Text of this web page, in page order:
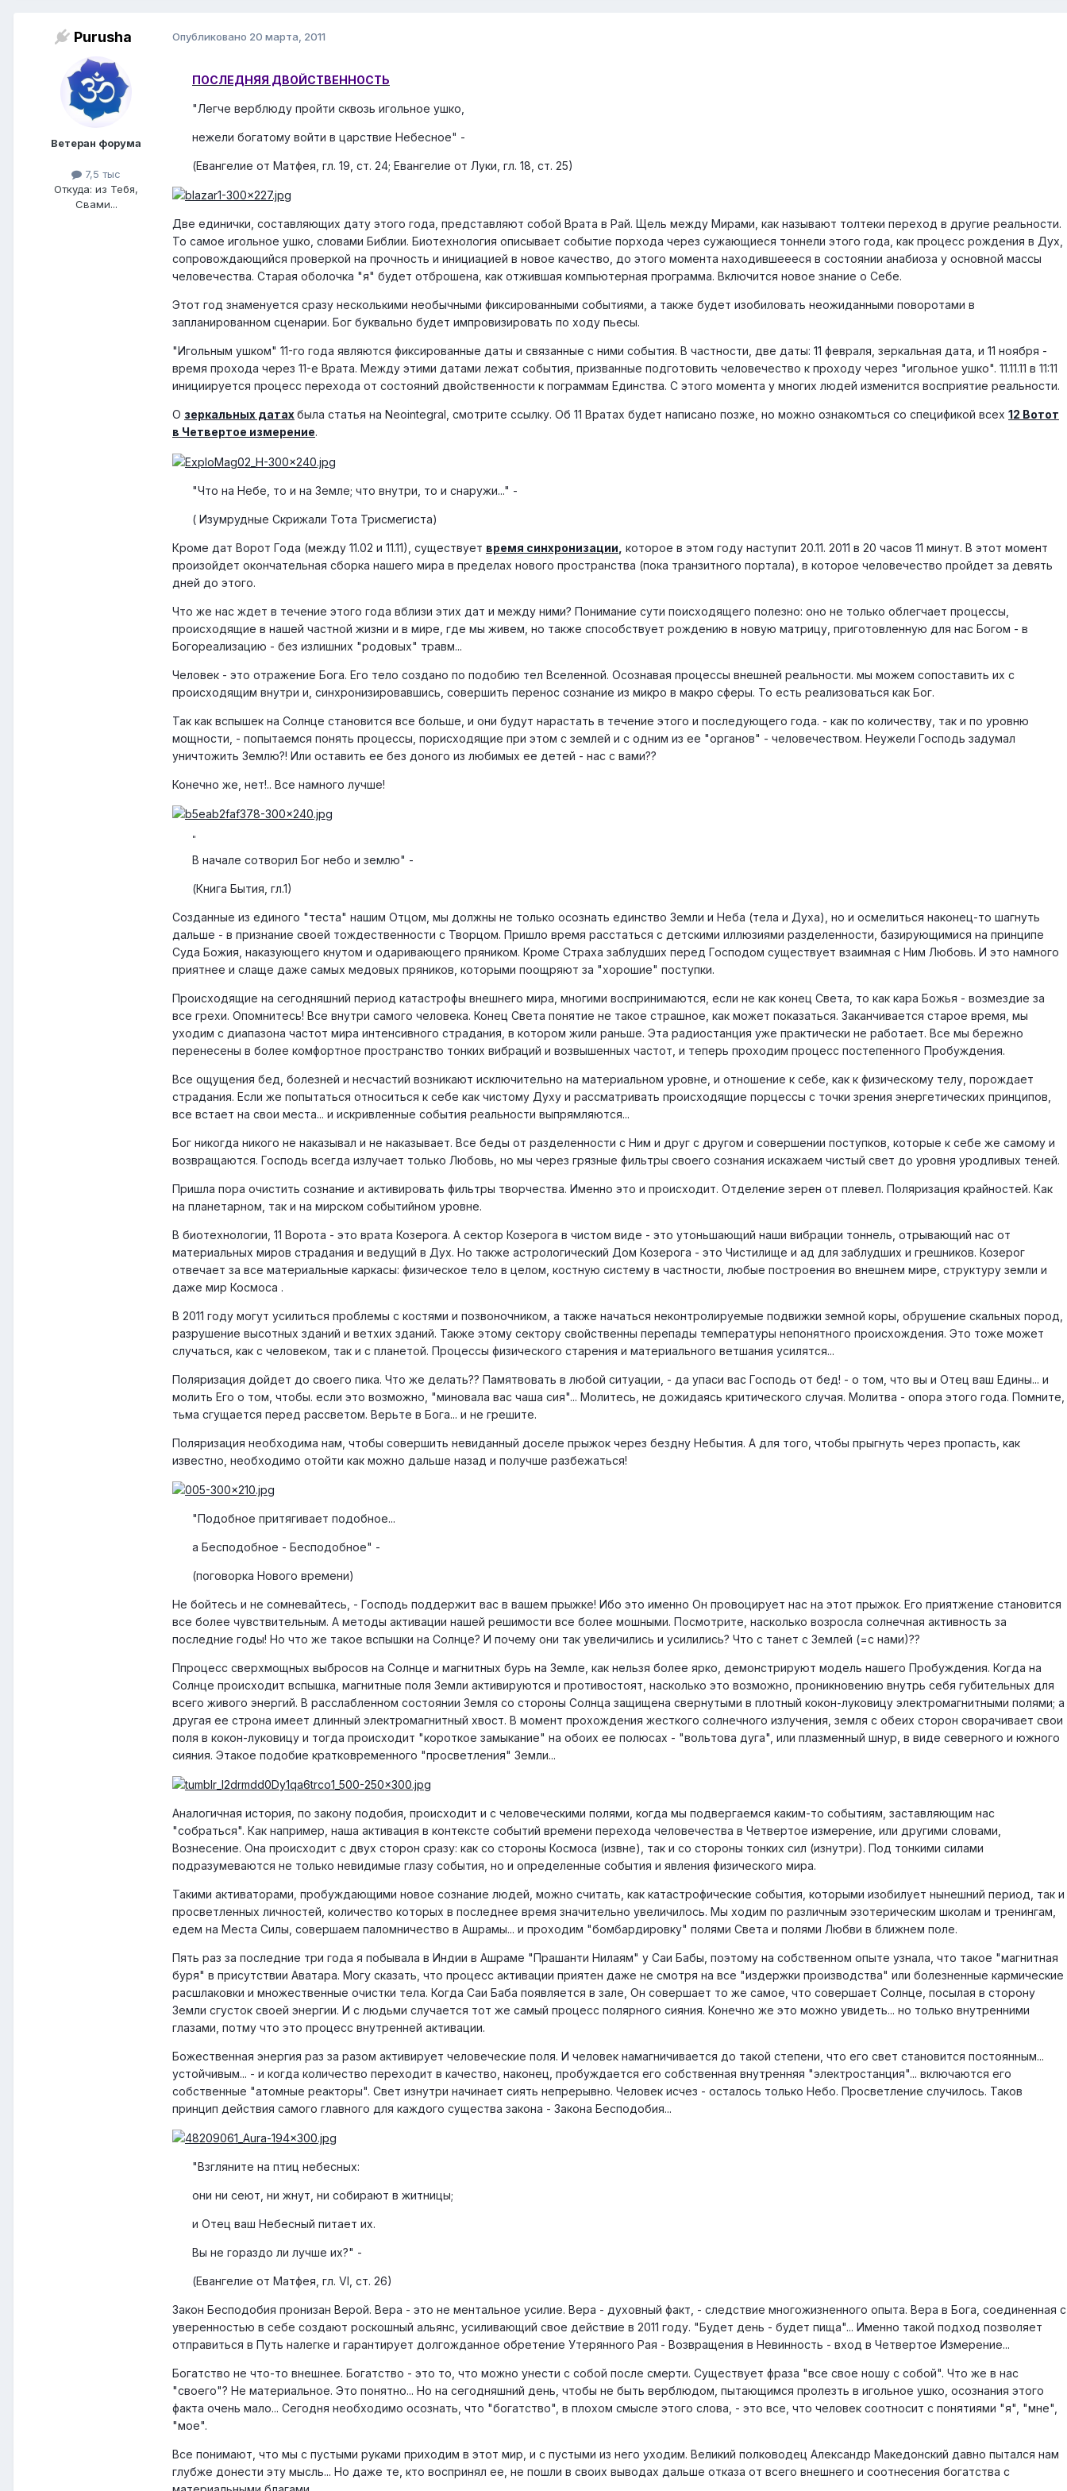
Purusha
Ветеран форума
7,5 тыс
Откуда: из Тебя,
Свами...
Опубликовано 20 марта, 2011
ПОСЛЕДНЯЯ ДВОЙСТВЕННОСТЬ
"Легче верблюду пройти сквозь игольное ушко,
нежели богатому войти в царствие Небесное" -
(Евангелие от Матфея, гл. 19, ст. 24; Евангелие от Луки, гл. 18, ст. 25)
Две единички, составляющих дату этого года, представляют собой Врата в Рай. Щель между Мирами, как называют толтеки переход в другие реальности.
То самое игольное ушко, словами Библии. Биотехнология описывает событие порхода через сужающиеся тоннели этого года, как процесс рождения в Дух,
сопровождающийся проверкой на прочность и инициацией в новое качество, до этого момента находившеееся в состоянии анабиоза у основной массы
человечества. Старая оболочка "я" будет отброшена, как отжившая компьютерная программа. Включится новое знание о Себе.
Этот год знаменуется сразу несколькими необычными фиксированными событиями, а также будет изобиловать неожиданными поворотами в
запланированном сценарии. Бог буквально будет импровизировать по ходу пьесы.
"Игольным ушком" 11-го года являются фиксированные даты и связанные с ними события. В частности, две даты: 11 февраля, зеркальная дата, и 11 ноября -
время прохода через 11-е Врата. Между этими датами лежат события, призванные подготовить человечество к проходу через "игольное ушко". 11.11.11 в 11:11
инициируется процесс перехода от состояний двойственности к пограммам Единства. С этого момента у многих людей изменится восприятие реальности.
О зеркальных датах была статья на Neointegral, смотрите ссылку. Об 11 Вратах будет написано позже, но можно ознакомться со спецификой всех 12 Вотот
в Четвертое измерение.
"Что на Небе, то и на Земле; что внутри, то и снаружи..." -
( Изумрудные Скрижали Тота Трисмегиста)
Кроме дат Ворот Года (между 11.02 и 11.11), существует время синхронизации которое в этом году наступит 20.11. 2011 в 20 часов 11 минут. В этот момент
произойдет окончательная сборка нашего мира в пределах нового пространства (пока транзитного портала), в которое человечество пройдет за девять
дней до этого.
Что же нас ждет в течение этого года вблизи этих дат и между ними? Понимание сути поисходящего полезно: оно не только облегчает процессы,
происходящие в нашей частной жизни и в мире, где мы живем, но также способствует рождению в новую матрицу, приготовленную для нас Богом - в
Богореализацию - без излишних "родовых" травм...
Человек - это отражение Бога. Его тело создано по подобию тел Вселенной. Осознавая процессы внешней реальности. мы можем сопоставить их с
происходящим внутри и, синхронизировавшись, совершить перенос сознание из микро в макро сферы. То есть реализоваться как Бог.
Так как вспышек на Солнце становится все больше, и они будут нарастать в течение этого и последующего года. - как по количеству, так и по уровню
мощности, - попытаемся понять процессы, порисходящие при этом с землей и с одним из ее "органов" - человечеством. Неужели Господь задумал
уничтожить Землю?! Или оставить ее без доного из любимых ее детей - нас с вами??
Конечно же, нет!.. Все намного лучше!
"
В начале сотворил Бог небо и землю" -
(Книга Бытия, гл.1)
Созданные из единого "теста" нашим Отцом, мы должны не только осознать единство Земли и Неба (тела и Духа), но и осмелиться наконец-то шагнуть
дальше - в признание своей тождественности с Творцом. Пришло время расстаться с детскими иллюзиями разделенности, базирующимися на принципе
Суда Божия, наказующего кнутом и одаривающего пряником. Кроме Страха заблудших перед Господом существует взаимная с Ним Любовь. И это намного
приятнее и слаще даже самых медовых пряников, которыми поощряют за "хорошие" поступки.
Происходящие на сегодняшний период катастрофы внешнего мира, многими воспринимаются, если не как конец Света, то как кара Божья - возмездие за
все грехи. Опомнитесь! Все внутри самого человека. Конец Света понятие не такое страшное, как может показаться. Заканчивается старое время, мы
уходим с диапазона частот мира интенсивного страдания, в котором жили раньше. Эта радиостанция уже практически не работает. Все мы бережно
перенесены в более комфортное пространство тонких вибраций и возвышенных частот, и теперь проходим процесс постепенного Пробуждения.
Все ощущения бед, болезней и несчастий возникают исключительно на материальном уровне, и отношение к себе, как к физическому телу, порождает
страдания. Если же попытаться относиться к себе как чистому Духу и рассматривать происходящие порцессы с точки зрения энергетических принципов,
все встает на свои места... и искривленные события реальности выпрямляются...
Бог никогда никого не наказывал и не наказывает. Все беды от разделенности с Ним и друг с другом и совершении поступков, которые к себе же самому и
возвращаются. Господь всегда излучает только Любовь, но мы через грязные фильтры своего сознания искажаем чистый свет до уровня уродливых теней.
Пришла пора очистить сознание и активировать фильтры творчества. Именно это и происходит. Отделение зерен от плевел. Поляризация крайностей. Как
на планетарном, так и на мирском событийном уровне.
В биотехнологии, 11 Ворота - это врата Козерога. А сектор Козерога в чистом виде - это утоньшающий наши вибрации тоннель, отрывающий нас от
материальных миров страдания и ведущий в Дух. Но также астрологический Дом Козерога - это Чистилище и ад для заблудших и грешников. Козерог
отвечает за все материальные каркасы: физическое тело в целом, костную систему в частности, любые построения во внешнем мире, структуру земли и
даже мир Космоса .
В 2011 году могут усилиться проблемы с костями и позвоночником, а также начаться неконтролируемые подвижки земной коры, обрушение скальных пород,
разрушение высотных зданий и ветхих зданий. Также этому сектору свойственны перепады температуры непонятного происхождения. Это тоже может
случаться, как с человеком, так и с планетой. Процессы физического старения и материального ветшания усилятся...
Поляризация дойдет до своего пика. Что же делать?? Памятвовать в любой ситуации, - да упаси вас Господь от бед! - о том, что вы и Отец ваш Едины... и
молить Его о том, чтобы. если это возможно, "миновала вас чаша сия"... Молитесь, не дожидаясь критического случая. Молитва - опора этого года. Помните,
тьма сгущается перед рассветом. Верьте в Бога... и не грешите.
Поляризация необходима нам, чтобы совершить невиданный доселе прыжок через бездну Небытия. А для того, чтобы прыгнуть через пропасть, как
известно, необходимо отойти как можно дальше назад и получше разбежаться!
"Подобное притягивает подобное...
а Бесподобное - Бесподобное" -
(поговорка Нового времени)
Не бойтесь и не сомневайтесь, - Господь поддержит вас в вашем прыжке! Ибо это именно Он провоцирует нас на этот прыжок. Его приятжение становится
все более чувствительным. А методы активации нашей решимости все более мошными. Посмотрите, насколько возросла солнечная активность за
последние годы! Но что же такое вспышки на Солнце? И почему они так увеличились и усилились? Что с танет с Землей (=с нами)??
Ппроцесс сверхмощных выбросов на Солнце и магнитных бурь на Земле, как нельзя более ярко, демонстрируют модель нашего Пробуждения. Когда на
Солнце происходит вспышка, магнитные поля Земли активируются и противостоят, насколько это возможно, проникновению внутрь себя губительных для
всего живого энергий. В расслабленном состоянии Земля со стороны Солнца защищена свернутыми в плотный кокон-луковицу электромагнитными полями; а
другая ее строна имеет длинный электромагнитный хвост. В момент прохождения жесткого солнечного излучения, земля с обеих сторон сворачивает свои
поля в кокон-луковицу и тогда происходит "короткое замыкание" на обоих ее полюсах - "вольтова дуга", или плазменный шнур, в виде северного и южного
сияния. Этакое подобие кратковременного "просветления" Земли...
Аналогичная история, по закону подобия, происходит и с человеческими полями, когда мы подвергаемся каким-то событиям, заставляющим нас
"собраться". Как например, наша активация в контексте событий времени перехода человечества в Четвертое измерение, или другими словами,
Вознесение. Она происходит с двух сторон сразу: как со стороны Космоса (извне), так и со стороны тонких сил (изнутри). Под тонкими силами
подразумеваются не только невидимые глазу события, но и определенные события и явления физического мира.
Такими активаторами, пробуждающими новое сознание людей, можно считать, как катастрофические события, которыми изобилует нынешний период, так и
просветленных личностей, количество которых в последнее время значительно увеличилось. Мы ходим по различным эзотерическим школам и тренингам,
едем на Места Силы, совершаем паломничество в Ашрамы... и проходим "бомбардировку" полями Света и полями Любви в ближнем поле.
Пять раз за последние три года я побывала в Индии в Ашраме "Прашанти Нилаям" у Саи Бабы, поэтому на собственном опыте узнала, что такое "магнитная
буря" в присутствии Аватара. Могу сказать, что процесс активации приятен даже не смотря на все "издержки производства" или болезненные кармические
расшлаковки и множественные очистки тела. Когда Саи Баба появляется в зале, Он совершает то же самое, что совершает Солнце, посылая в сторону
Земли сгусток своей энергии. И с людьми случается тот же самый процесс полярного сияния. Конечно же это можно увидеть... но только внутренними
глазами, потму что это процесс внутренней активации.
Божественная энергия раз за разом активирует человеческие поля. И человек намагничивается до такой степени, что его свет становится постоянным...
устойчивым... - и когда количество переходит в качество, наконец, пробуждается его собственная внутренняя "электростанция"... включаются его
собственные "атомные реакторы". Свет изнутри начинает сиять непрерывно. Человек исчез - осталось только Небо. Просветление случилось. Таков
принцип действия самого главного для каждого существа закона - Закона Бесподобия...
"Взгляните на птиц небесных:
они ни сеют, ни жнут, ни собирают в житницы;
и Отец ваш Небесный питает их.
Вы не гораздо ли лучше их?" -
(Евангелие от Матфея, гл. VI, ст. 26)
Закон Бесподобия пронизан Верой. Вера - это не ментальное усилие. Вера - духовный факт, - следствие многожизненного опыта. Вера в Бога, соединенная с
уверенностью в себе создают роскошный альянс, усиливающий свое действие в 2011 году. "Будет день - будет пища"... Именно такой подход позволяет
отправиться в Путь налегке и гарантирует долгожданное обретение Утерянного Рая - Возвращения в Невинность - вход в Четвертое Измерение...
Богатство не что-то внешнее. Богатство - это то, что можно унести с собой после смерти. Существует фраза "все свое ношу с собой". Что же в нас
"своего"? Не материальное. Это понятно... Но на сегодняшний день, чтобы не быть верблюдом, пытающимся пролезть в игольное ушко, осознания этого
факта очень мало... Сегодня необходимо осознать, что "богатство", в плохом смысле этого слова, - это все, что человек соотносит с понятиями "я", "мне",
"мое".
Все понимают, что мы с пустыми руками приходим в этот мир, и с пустыми из него уходим. Великий полководец Александр Македонский давно пытался нам
глубже донести эту мысль... Но даже те, кто воспринял ее, не пошли в своих выводах дальше отказа от всего внешнего и соотнесения богатства с